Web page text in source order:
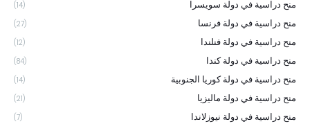
منح دراسية في دولة سويسرا (14)
منح دراسية في دولة فرنسا (27)
منح دراسية في دولة فنلندا (12)
منح دراسية في دولة كندا (84)
منح دراسية في دولة كوريا الجنوبية (14)
منح دراسية في دولة ماليزيا (21)
منح دراسية في دولة نيوزلاندا (7)